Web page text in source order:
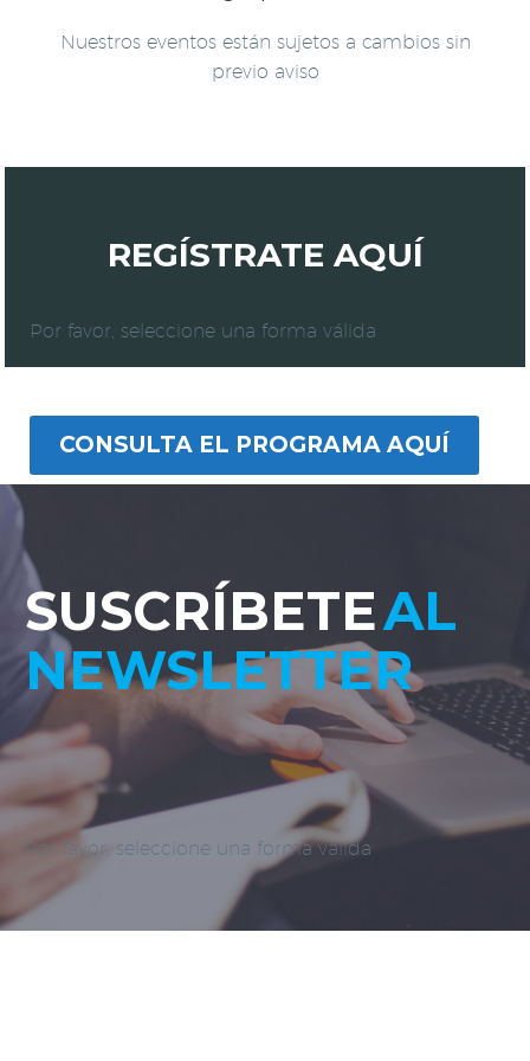
Nuestros eventos están sujetos a cambios sin
previo aviso
REGÍSTRATE AQUÍ
Por favor, seleccione una forma válida
CONSULTA EL PROGRAMA AQUÍ
SUSCRÍBETEAL
NEWSLETTER
Por favor, seleccione una forma válida